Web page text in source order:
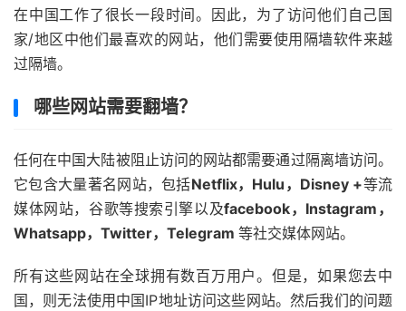
在中国工作了很长一段时间。因此，为了访问他们自己国
家/地区中他们最喜欢的网站，他们需要使用隔墙软件来越
过隔墙。
哪些网站需要翻墙？
任何在中国大陆被阻止访问的网站都需要通过隔离墙访问。
它包含大量著名网站，包括Netflix，Hulu，Disney +等流
媒体网站，谷歌等搜索引擎以及facebook，Instagram，
Whatsapp，Twitter，Telegram 等社交媒体网站。
所有这些网站在全球拥有数百万用户。但是，如果您去中
国，则无法使用中国IP地址访问这些网站。然后我们的问题